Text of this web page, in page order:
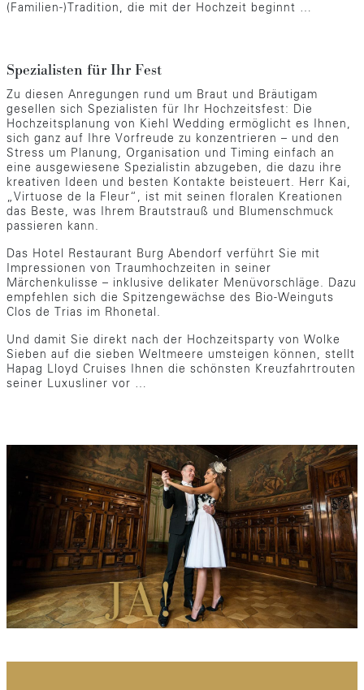
(Familien-)Tradition, die mit der Hochzeit beginnt …
Spezialisten für Ihr Fest
Zu diesen Anregungen rund um Braut und Bräutigam
gesellen sich Spezialisten für Ihr Hochzeitsfest: Die
Hochzeitsplanung von Kiehl Wedding ermöglicht es Ihnen,
sich ganz auf Ihre Vorfreude zu konzentrieren – und den
Stress um Planung, Organisation und Timing einfach an
eine ausgewiesene Spezialistin abzugeben, die dazu ihre
kreativen Ideen und besten Kontakte beisteuert. Herr Kai,
„Virtuose de la Fleur“, ist mit seinen floralen Kreationen
das Beste, was Ihrem Brautstrauß und Blumenschmuck
passieren kann.
Das Hotel Restaurant Burg Abendorf verführt Sie mit
Impressionen von Traumhochzeiten in seiner
Märchenkulisse – inklusive delikater Menüvorschläge. Dazu
empfehlen sich die Spitzengewächse des Bio-Weinguts
Clos de Trias im Rhonetal.
Und damit Sie direkt nach der Hochzeitsparty von Wolke
Sieben auf die sieben Weltmeere umsteigen können, stellt
Hapag Lloyd Cruises Ihnen die schönsten Kreuzfahrtrouten
seiner Luxusliner vor …